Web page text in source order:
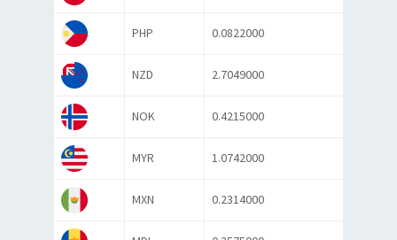
PHP 0.0822000
NZD 2.7049000
NOK 0.4215000
MYR 1.0742000
MXN 0.2314000